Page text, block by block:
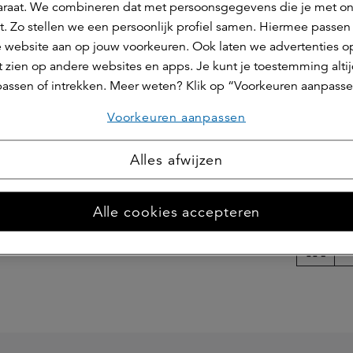
toegankelijke daktuin aangelegd. Deze groene
een plek om elkaar te ontmoeten en te ontspannen
We combineren dat met persoonsgegevens die je met
Zo stellen we een persoonlijk profiel samen. Hiermee
website aan op jouw voorkeuren. Ook laten we advertenties
zien op andere websites en apps. Je kunt je toestemming
of intrekken. Meer weten? Klik op “Voorkeuren
Voorkeuren aanpassen
Alles afwijzen
Alle cookies accepteren